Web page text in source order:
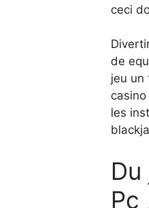
ceci
de
jeu un
les
Pc